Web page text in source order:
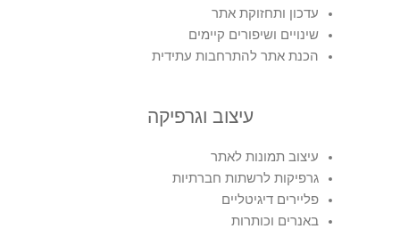
עדכון ותחזוקת אתר
שינויים ושיפורים קיימים
הכנת אתר להתרחבות עתידית
עיצוב וגרפיקה
עיצוב תמונות לאתר
גרפיקות לרשתות חברתיות
פליירים דיגיטליים
באנרים וכותרות